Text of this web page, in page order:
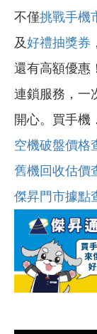
不僅挑戰手機
及好禮抽獎券
還有高額優惠
連鎖服務，一
開心。買手機
空機破盤價格
舊機回收估價
傑昇門市據點